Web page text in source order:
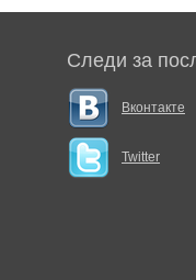
Следи за
Вконтакте
Twitter